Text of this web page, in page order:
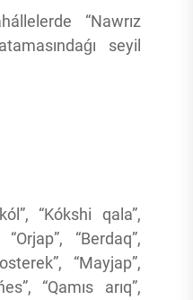
“Nawrız
seyil
“Kókshi qala”,
“Berdaq”,
“Mayjap”,
“Qamıs arıq”,